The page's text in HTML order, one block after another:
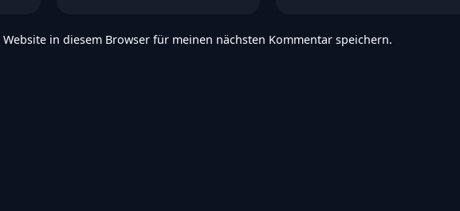
Website in diesem Browser für meinen nächsten Kommentar speichern.